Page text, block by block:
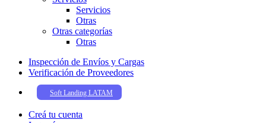
Servicios
Otras
Otras categorías
Otras
Inspección de Enví­os y Cargas
Verificación de Proveedores
Soft Landing LATAM
Creá tu cuenta